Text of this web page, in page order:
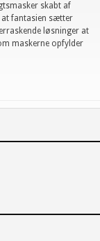
skabt af
at fantasien sætter
løsninger at
maskerne opfylder